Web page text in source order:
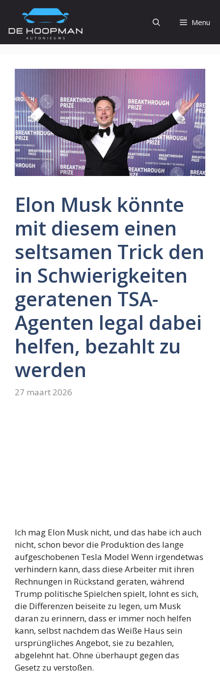
de
inhoud
Menu
Elon Musk könnte
mit diesem einen
seltsamen Trick den
in Schwierigkeiten
geratenen TSA-
Agenten legal dabei
helfen, bezahlt zu
werden
27 maart 2026
Ich mag Elon Musk nicht, und das habe ich auch
nicht, schon bevor die Produktion des lange
aufgeschobenen Tesla Model Wenn irgendetwas
verhindern kann, dass diese Arbeiter mit ihren
Rechnungen in Rückstand geraten, während
Trump politische Spielchen spielt, lohnt es sich,
die Differenzen beiseite zu legen, um Musk
daran zu erinnern, dass er immer noch helfen
kann, selbst nachdem das Weiße Haus sein
ursprüngliches Angebot, sie zu bezahlen,
abgelehnt hat. Ohne überhaupt gegen das
Gesetz zu verstoßen.